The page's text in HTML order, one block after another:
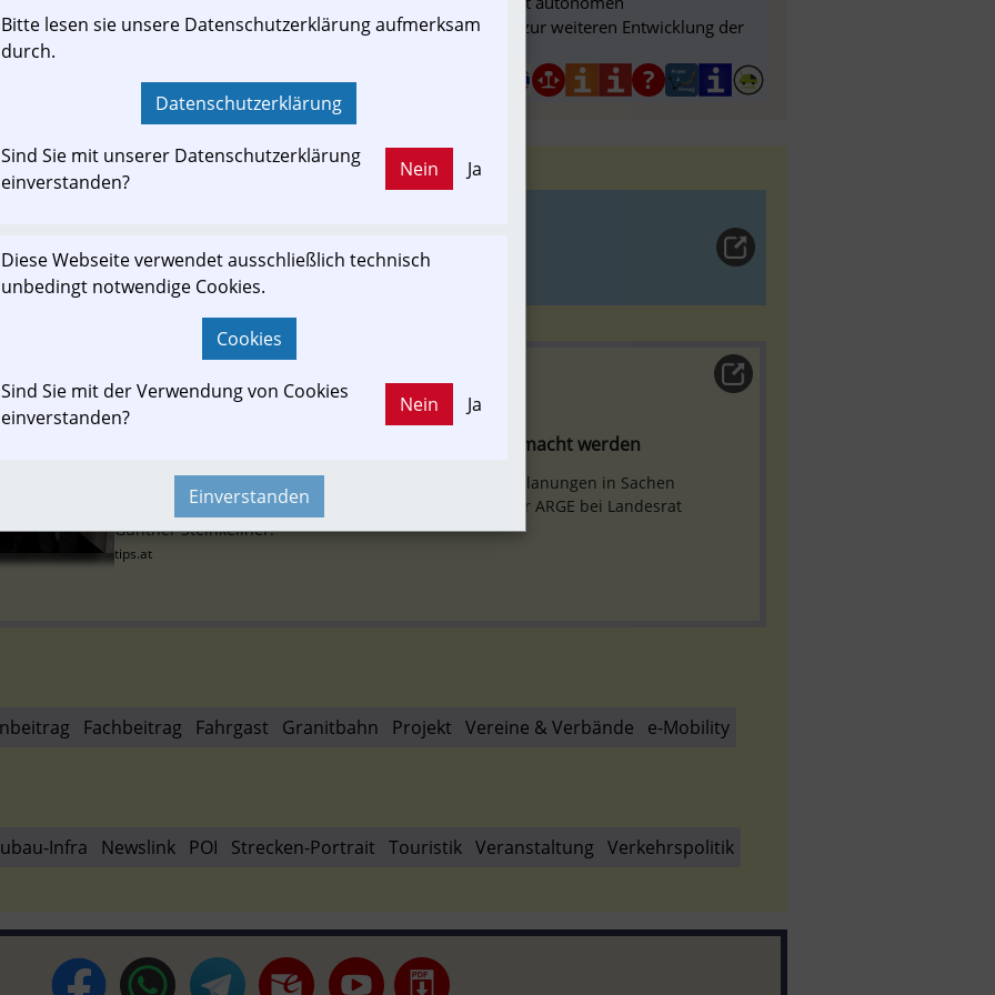
Mobilitätslösungen“, erklärt LR Günther Steinkellner zur weiteren Entwicklung der
meinbezirk.at
meinbezirk.at
zu gelangen.
(Neuer Tab wird geöffnet)
Mühlkreisbahn soll bis 2033 fit für die Zukunft gemacht werden
BEZIRK ROHRBACH/UU. Über den aktuellen Stand der Planungen in Sachen
Mühlkreisbahn informierten sich die Bürgermeister der ARGE bei Landesrat
Günther Steinkellner.
tips.at
Fachbeitrag Fahrgast Granitbahn Projekt Vereine & Verbände e-Mobility
Infra Newslink POI Strecken-Portrait Touristik Veranstaltung Verkehrspolitik
Bitte lesen sie unsere Datenschutzerklärung aufmerksam
durch.
Datenschutzerklärung
Sind Sie mit unserer Datenschutzerklärung
einverstanden?
Nein Ja
Diese Webseite verwendet ausschließlich technisch
unbedingt notwendige Cookies.
Cookies
Sind Sie mit der Verwendung von Cookies
einverstanden?
Nein Ja
Einverstanden